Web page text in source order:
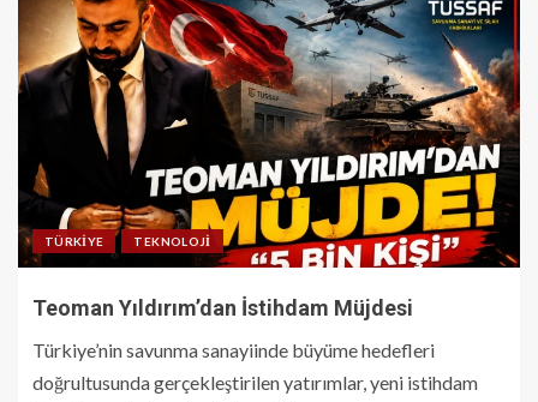
TÜRKIYE TEKNOLOJI
Teoman Yıldırım’dan İstihdam Müjdesi
Türkiye’nin savunma sanayiinde büyüme hedefleri
doğrultusunda gerçekleştirilen yatırımlar, yeni istihdam